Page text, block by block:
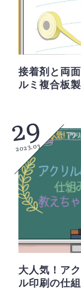
接着剤と両
ルミ複合板
29
2023.03
大人気！ア
ル印刷の仕